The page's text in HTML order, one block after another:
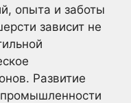
опыта и заботы
зависит не
Развитие